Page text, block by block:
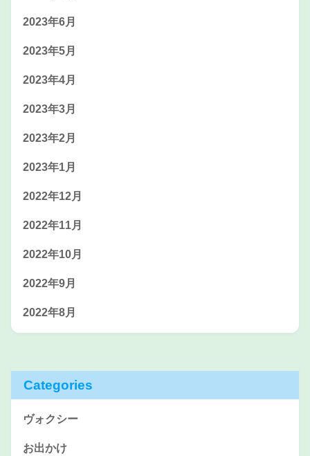
2023年6月
2023年5月
2023年4月
2023年3月
2023年2月
2023年1月
2022年12月
2022年11月
2022年10月
2022年9月
2022年8月
Categories
ヴォクシー
お出かけ